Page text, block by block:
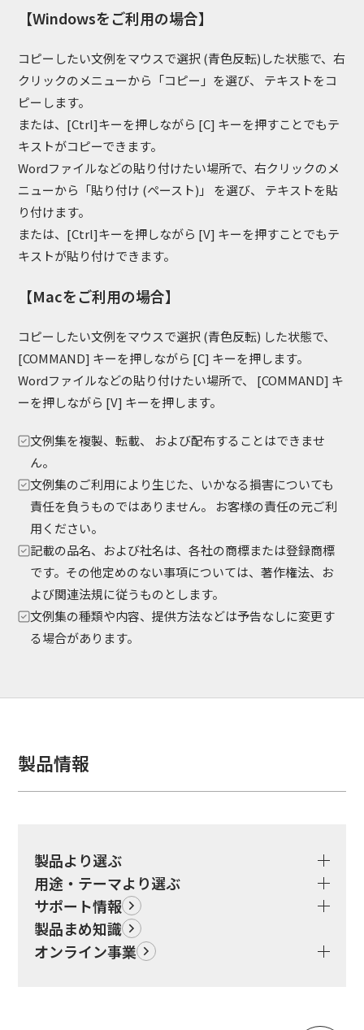
【Windowsをご利用の場合】
コピーしたい文例をマウスで選択 (青色反転)した状態で、右
クリックのメニューから「コピー」を選び、 テキストをコ
ピーします。
または、[Ctrl]キーを押しながら [C] キーを押すことでもテ
キストがコピーできます。
Wordファイルなどの貼り付けたい場所で、右クリックのメ
ニューから「貼り付け (ペースト)」 を選び、 テキストを貼
り付けます。
または、[Ctrl]キーを押しながら [V] キーを押すことでもテ
キストが貼り付けできます。
【Macをご利用の場合】
コピーしたい文例をマウスで選択 (青色反転) した状態で、
[COMMAND] キーを押しながら [C] キーを押します。
Wordファイルなどの貼り付けたい場所で、 [COMMAND] キ
ーを押しながら [V] キーを押します。
文例集を複製、転載、 および配布することはできませ
ん。
文例集のご利用により生じた、いかなる損害についても
責任を負うものではありません。 お客様の責任の元ご利
用ください。
記載の品名、および社名は、各社の商標または登録商標
です。その他定めのない事項については、著作権法、お
よび関連法規に従うものとします。
文例集の種類や内容、提供方法などは予告なしに変更す
る場合があります。
製品情報
製品より選ぶ
用途・テーマより選ぶ
サポート情報
製品まめ知識
オンライン事業